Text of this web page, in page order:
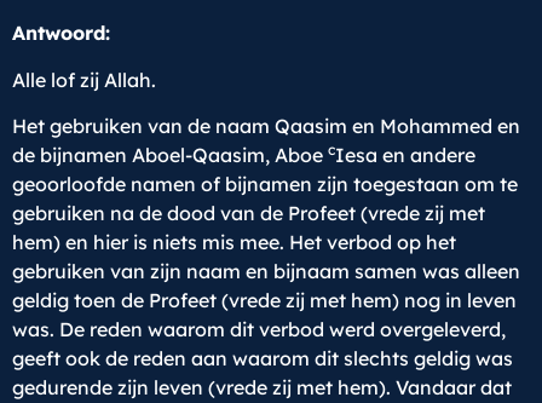
Antwoord:
Alle lof zij Allah.
Het gebruiken van de naam Qaasim en Mohammed en
de bijnamen Aboel-Qaasim, Aboe cIesa en andere
geoorloofde namen of bijnamen zijn toegestaan om te
gebruiken na de dood van de Profeet (vrede zij met
hem) en hier is niets mis mee. Het verbod op het
gebruiken van zijn naam en bijnaam samen was alleen
geldig toen de Profeet (vrede zij met hem) nog in leven
was. De reden waarom dit verbod werd overgeleverd,
geeft ook de reden aan waarom dit slechts geldig was
gedurende zijn leven (vrede zij met hem). Vandaar dat